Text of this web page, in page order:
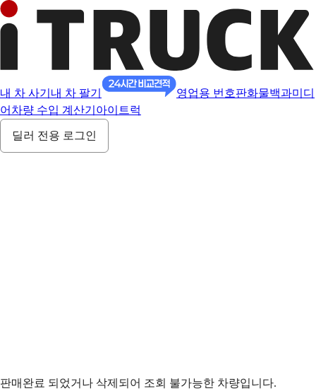
내 차 사기 내 차 팔기 영업용 번호판화물백과미디
어 차량 수입 계산기 아이트럭
딜러 전용 로그인
판매완료 되었거나 삭제되어 조회 불가능한 차량입니다.